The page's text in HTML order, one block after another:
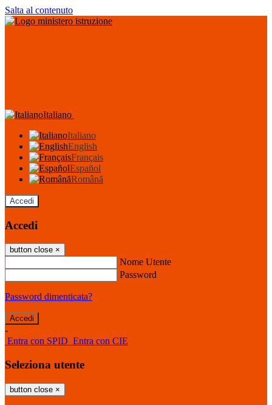
Salta al contenuto
Italiano
Italiano
English
Français
Español
Română
Accedi
Accedi
button close ×
Nome Utente
Password
Password dimenticata?
-
Entra con SPID Entra con CIE
Seleziona utente
button close ×